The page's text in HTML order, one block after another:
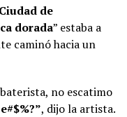
de
dorada” estaba a
caminó hacia un
no escatimo
, dijo la artista.